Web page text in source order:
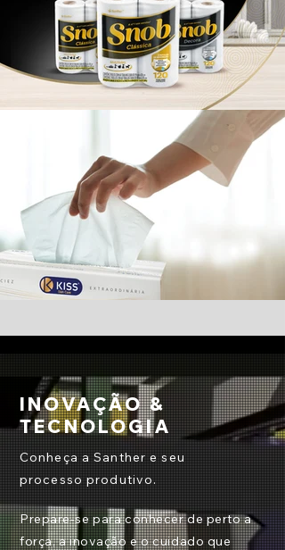
INOVAÇÃO &
TECNOLOGIA
Conheça a Santher e seu
processo produtivo.
Prepare-se para conhecer de perto a
força, a inovação e o cuidado que